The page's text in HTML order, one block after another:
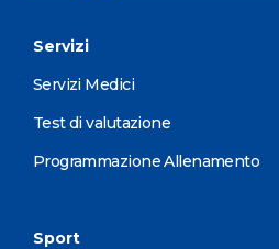
Servizi
Servizi Medici
Test di valutazione
Programmazione Allenamento
Sport